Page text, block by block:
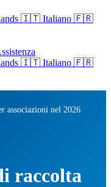
🇮🇹 Italiano 🇫🇷
🇮🇹 Italiano 🇫🇷
associazioni nel 2026
raccolta